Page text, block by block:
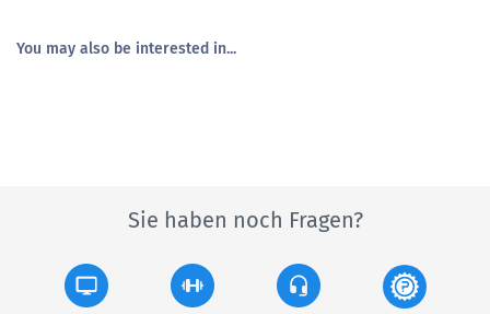
You may also be interested in...
Sie haben noch Fragen?